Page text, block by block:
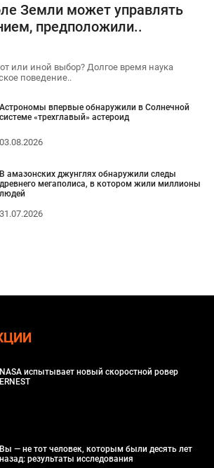
Земли может управлять
предположили..
или иной выбор? Долгое время наука
поведение..
Астрономы впервые обнаружили в Солнечной
системе «трехглавый» астероид
03.08.2026
В амазонских джунглях обнаружили следы
древнего мегаполиса, в котором жили миллионы
людей
31.07.2026
NASA испытывает новый скоростной ровер
ERNEST
Вы — не тот человек, которым были десять лет
назад: результаты исследования